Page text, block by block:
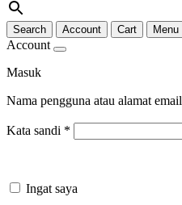
Search Account Cart Menu
Account
Masuk
Nama pengguna atau alamat email
Kata sandi *
Ingat saya